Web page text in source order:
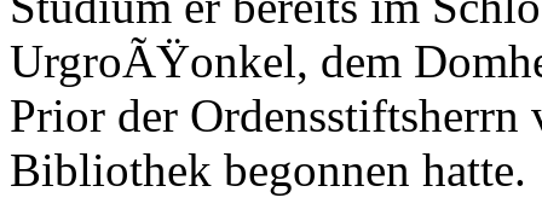
UrgroÃŸonkel, dem
Prior der Ordensstiftsherrn
Bibliothek begonnen hatte.